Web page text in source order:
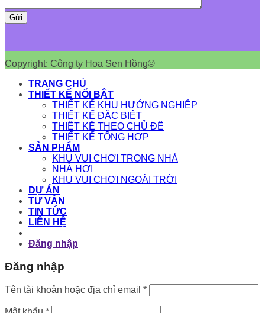
Copyright: Công ty Hoa Sen Hồng©
TRANG CHỦ
THIẾT KẾ NỔI BẬT
THIẾT KẾ KHU HƯỚNG NGHIỆP
THIẾT KẾ ĐẶC BIỆT
THIẾT KẾ THEO CHỦ ĐỀ
THIẾT KẾ TỔNG HỢP
SẢN PHẨM
KHU VUI CHƠI TRONG NHÀ
NHÀ HƠI
KHU VUI CHƠI NGOÀI TRỜI
DỰ ÁN
TƯ VẤN
TIN TỨC
LIÊN HỆ
Đăng nhập
Đăng nhập
Tên tài khoản hoặc địa chỉ email *Bắt
buộc
Bắt